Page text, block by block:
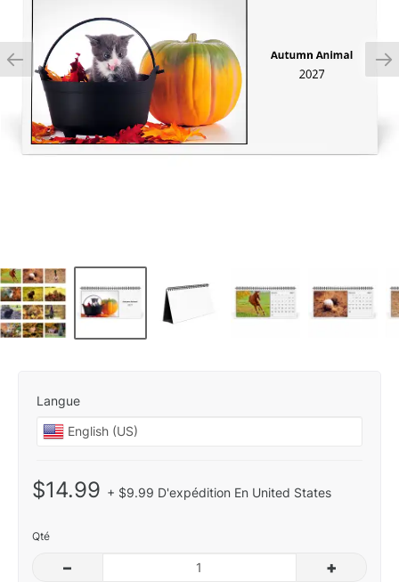
Langue
$14.99 + $9.99 D'expédition En United States
Qté
– +